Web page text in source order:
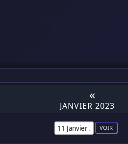
«
JANVIER 2023